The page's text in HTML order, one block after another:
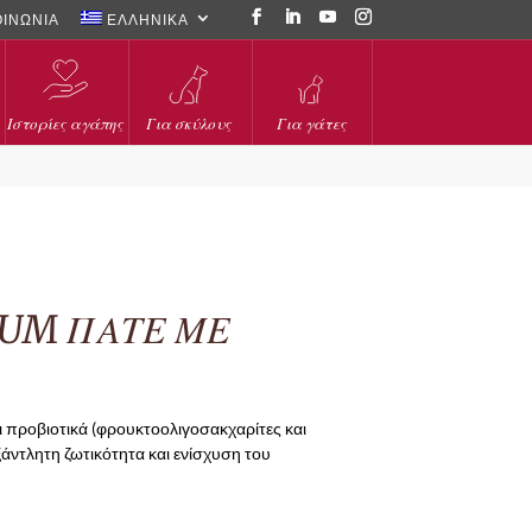
ΕΛΛΗΝΙΚΑ
Ιστορίες αγάπης Για σκύλους Για γάτες
ΠΑΤΕ ΜΕ
προβιοτικά (φρουκτοολιγοσακχαρίτες και
ζωτικότητα και ενίσχυση του